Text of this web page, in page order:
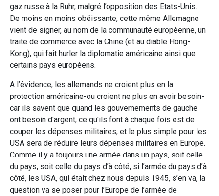
gaz russe à la Ruhr, malgré l’opposition des Etats-Unis.
De moins en moins obéissante, cette même Allemagne
vient de signer, au nom de la communauté européenne, un
traité de commerce avec la Chine (et au diable Hong-
Kong), qui fait hurler la diplomatie américaine ainsi que
certains pays européens.
A l’évidence, les allemands ne croient plus en la
protection américaine-ou croient ne plus en avoir besoin-
car ils savent que quand les gouvernements de gauche
ont besoin d’argent, ce qu’ils font à chaque fois est de
couper les dépenses militaires, et le plus simple pour les
USA sera de réduire leurs dépenses militaires en Europe.
Comme il y a toujours une armée dans un pays, soit celle
du pays, soit celle du pays d’à côté, si l’armée du pays d’à
côté, les USA, qui était chez nous depuis 1945, s’en va, la
question va se poser pour l’Europe de l’armée de